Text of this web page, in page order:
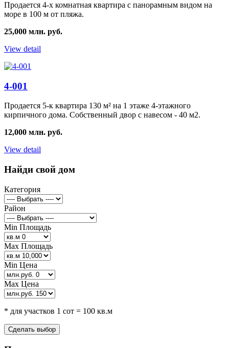
Продается 4-х комнатная квартира с панорамным видом на
море в 100 м от пляжа.
25,000 млн. руб.
View detail
4-001
Продается 5-к квартира 130 м² на 1 этаже 4-этажного
кирпичного дома. Собственный двор с навесом - 40 м2.
12,000 млн. руб.
View detail
Найди свой дом
Категория
Район
Min Площадь
Max Площадь
Min Цена
Max Цена
* для участков 1 сот = 100 кв.м